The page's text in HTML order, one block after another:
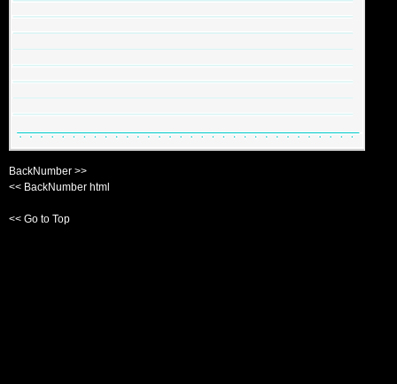
BackNumber >>
<< BackNumber html
<< Go to Top